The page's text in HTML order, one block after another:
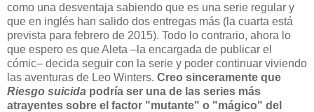
como una desventaja sabiendo que es una serie regular y
que en inglés han salido dos entregas más (la cuarta está
prevista para febrero de 2015). Todo lo contrario, ahora lo
que espero es que Aleta –la encargada de publicar el
cómic– decida seguir con la serie y poder continuar viviendo
las aventuras de Leo Winters. Creo sinceramente que
Riesgo suicida podría ser una de las series más
atrayentes sobre el factor "mutante" o "mágico" del